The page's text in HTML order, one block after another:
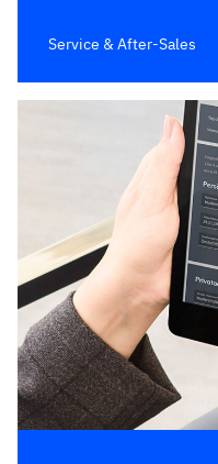
Service & After-Sales